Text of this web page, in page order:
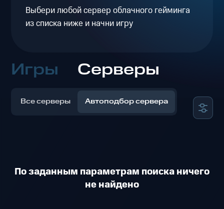
Выбери любой сервер облачного гейминга
из списка ниже и начни игру
Игры Серверы
Все серверы Автоподбор сервера
По заданным параметрам поиска ничего
не найдено